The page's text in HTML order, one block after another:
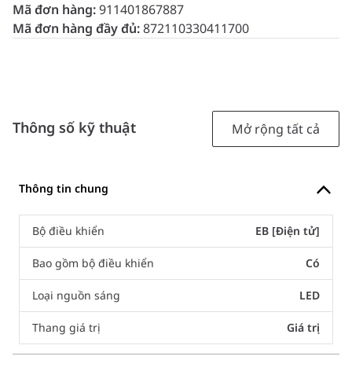
Mã đơn hàng:911401867887
Mã đơn hàng đầy đủ:872110330411700
Thông số kỹ thuật Mở rộng tất cả
Thông tin chung
Bộ điều khiển EB [Điện tử]
Bao gồm bộ điều khiển Có
Loại nguồn sáng LED
Thang giá trị Giá trị